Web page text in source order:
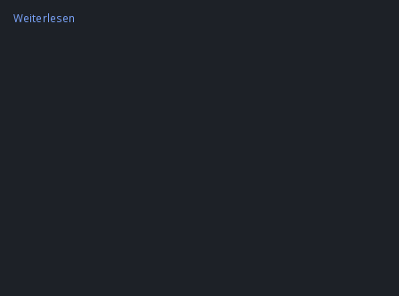
Weiterlesen